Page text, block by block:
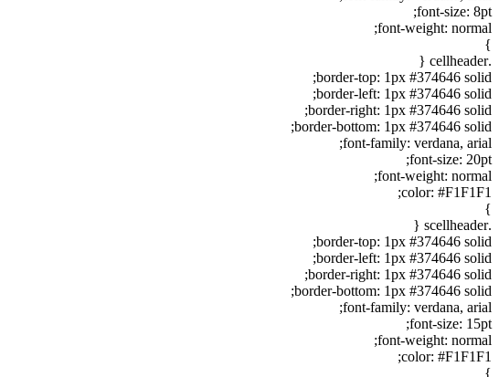
font-size: 8pt;
font-weight: normal;
}
.cellheader {
border-top: 1px #374646 solid;
border-left: 1px #374646 solid;
border-right: 1px #374646 solid;
border-bottom: 1px #374646 solid;
font-family: verdana, arial;
font-size: 20pt;
font-weight: normal;
color: #F1F1F1;
}
.scellheader {
border-top: 1px #374646 solid;
border-left: 1px #374646 solid;
border-right: 1px #374646 solid;
border-bottom: 1px #374646 solid;
font-family: verdana, arial;
font-size: 15pt;
font-weight: normal;
color: #F1F1F1;
}